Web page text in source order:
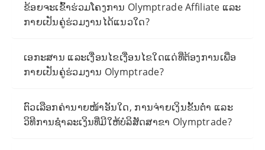
ຂ້ອຍຈະເຂົ້າຮ່ວມໂຄງການ Olymptrade Affiliate ແລະ
ກາຍເປັນຄູ່ຮ່ວມງານໄດ້ແນວໃດ?
ເອກະສານ ແລະເງື່ອນໄຂເງື່ອນໄຂໃດແດ່ທີ່ຕ້ອງການເພື່ອ
ກາຍເປັນຄູ່ຮ່ວມງານ Olymptrade?
ຕົວເລືອກຄ່ານາຍໜ້າອັນໃດ, ການຈ່າຍເງິນຂັ້ນຕ່ຳ ແລະ
ວິທີການຊຳລະເງິນທີ່ມີໃຫ້ບໍລິສັດສາຂາ Olymptrade?